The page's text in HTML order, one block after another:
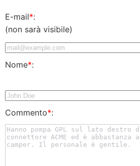
E-mail*:
(non sarà visibile)
Nome*:
Commento*: